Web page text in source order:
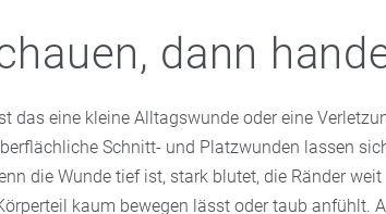
dann
das eine kleine Alltagswunde oder eine
Schnitt- und Platzwunden lassen
die Wunde tief ist, stark blutet, die Ränder weit
kaum bewegen lässt oder taub anfühlt.